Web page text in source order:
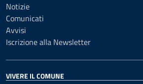
Notizie
Comunicati
Avvisi
Iscrizione alla Newsletter
VIVERE IL COMUNE